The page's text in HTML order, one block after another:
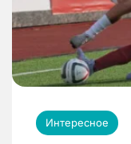
Интересное